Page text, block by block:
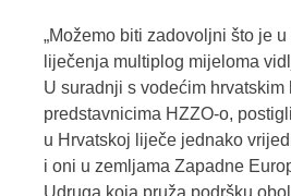
„Možemo biti zadovoljni što je
liječenja multiplog mijeloma
U suradnji s vodećim hrvatskim
predstavnicima HZZO-o,
u Hrvatskoj liječe jednako
i oni u zemljama Zapadne
Udruga koja pruža podršku